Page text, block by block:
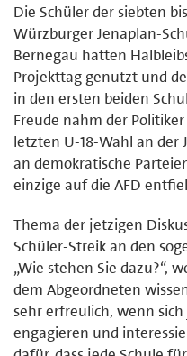
Die Schüler der siebten
Würzburger Jenaplan-
Bernegau hatten
Projekttag genutzt und
in den ersten beiden
Freude nahm der
letzten U-18-Wahl an der
an demokratische
einzige auf die AFD
Thema der jetzigen
Schüler-Streik an den
„Wie stehen Sie dazu?“,
dem Abgeordneten
sehr erfreulich, wenn
engagieren und